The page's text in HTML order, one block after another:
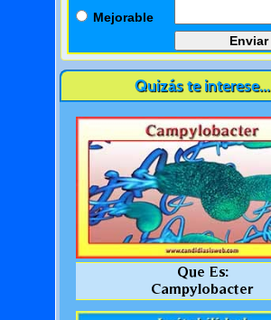
Mejorable
Quizás te interese...
Que Es:
Campylobacter